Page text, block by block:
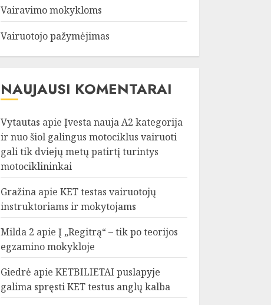
Vairavimo mokykloms
Vairuotojo pažymėjimas
NAUJAUSI KOMENTARAI
Vytautas apieĮvesta nauja A2 kategorija
ir nuo šiol galingus motociklus vairuoti
gali tik dviejų metų patirtį turintys
motociklininkai
Gražina apieKET testas vairuotojų
instruktoriams ir mokytojams
Milda 2 apieĮ „Regitrą“ – tik po teorijos
egzamino mokykloje
Giedrė apieKETBILIETAI puslapyje
galima spręsti KET testus anglų kalba